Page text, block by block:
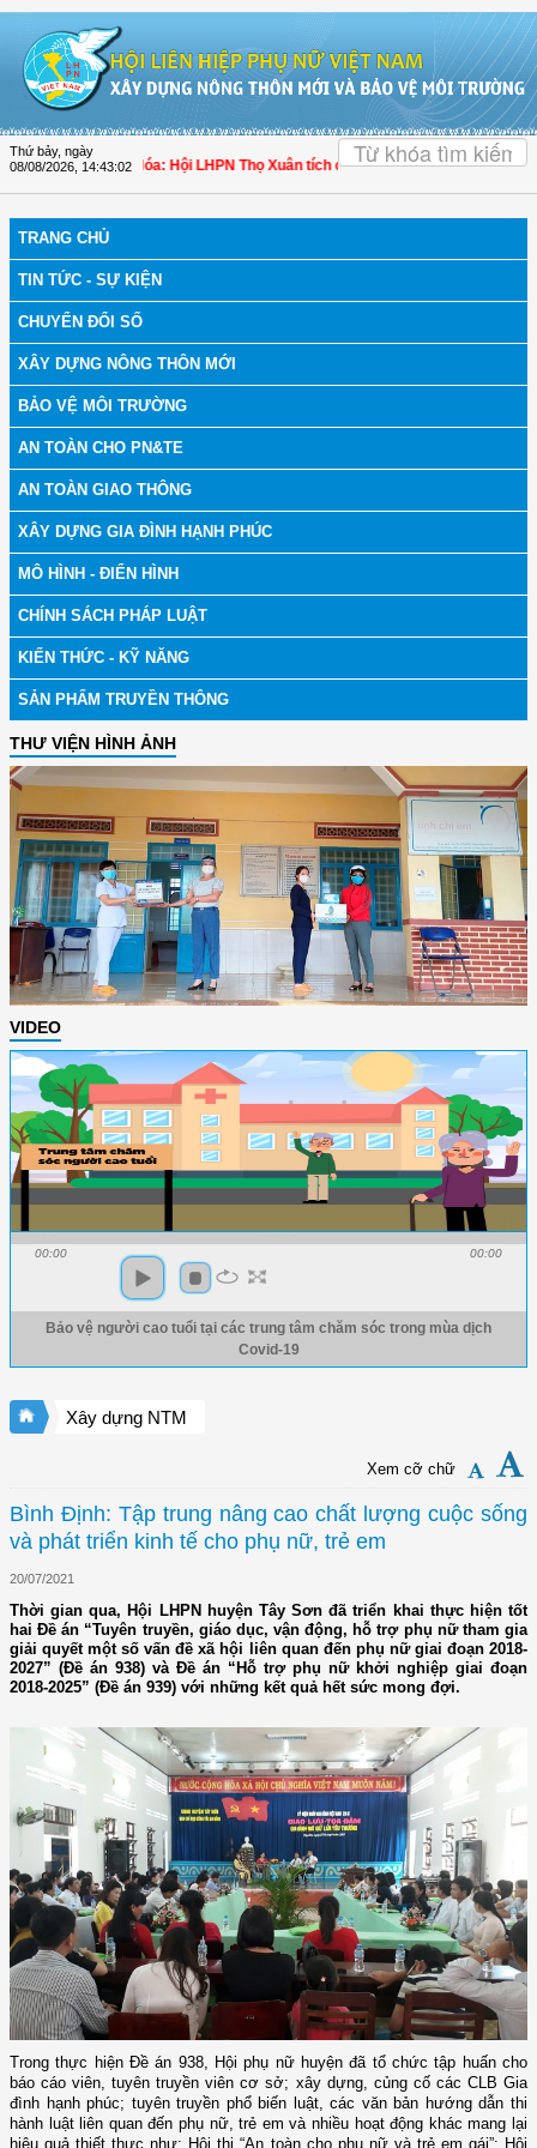
Thứ bảy, ngày
08/08/2026 14:43:03
bệnh | Thanh Hóa: Hội LHPN Thọ Xuân tích cực góp phần nâng cao tỷ lệ
TRANG CHỦ
TIN TỨC - SỰ KIỆN
CHUYỂN ĐỔI SỐ
XÂY DỰNG NÔNG THÔN MỚI
BẢO VỆ MÔI TRƯỜNG
AN TOÀN CHO PN&TE
AN TOÀN GIAO THÔNG
XÂY DỰNG GIA ĐÌNH HẠNH PHÚC
MÔ HÌNH - ĐIỂN HÌNH
CHÍNH SÁCH PHÁP LUẬT
KIẾN THỨC - KỸ NĂNG
SẢN PHẨM TRUYỀN THÔNG
THƯ VIỆN HÌNH ẢNH
VIDEO
00:00 00:00
Bảo vệ người cao tuổi tại các trung tâm chăm sóc trong mùa dịch
Covid-19
Xây dựng NTM
Xem cỡ chữ
Bình Định: Tập trung nâng cao chất lượng cuộc sống
và phát triển kinh tế cho phụ nữ, trẻ em
20/07/2021
Thời gian qua, Hội LHPN huyện Tây Sơn đã triển khai thực hiện tốt
hai Đề án “Tuyên truyền, giáo dục, vận động, hỗ trợ phụ nữ tham gia
giải quyết một số vấn đề xã hội liên quan đến phụ nữ giai đoạn 2018-
2027” (Đề án 938) và Đề án “Hỗ trợ phụ nữ khởi nghiệp giai đoạn
2018-2025” (Đề án 939) với những kết quả hết sức mong đợi.
Trong thực hiện Đề án 938, Hội phụ nữ huyện đã tổ chức tập huấn cho
báo cáo viên, tuyên truyền viên cơ sở; xây dựng, củng cố các CLB Gia
đình hạnh phúc; tuyên truyền phổ biến uật, các văn bản hướng dẫn thi
hành uật liên quan đến phụ nữ, trẻ em và nhiều hoạt động khác mang lại
hiệu quả thiết thực như: Hội thi “An toàn cho phụ nữ và trẻ em gái”; Hội
OK